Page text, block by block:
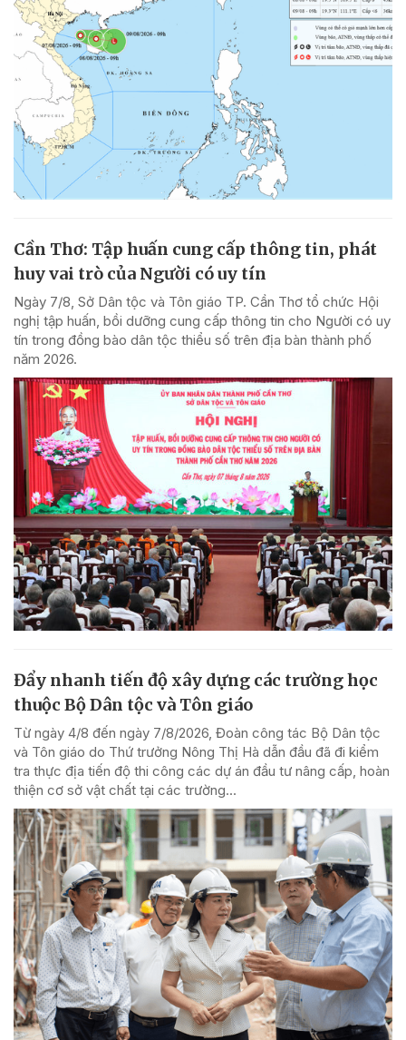
Cần Thơ: Tập huấn cung cấp thông tin, phát
huy vai trò của Người có uy tín
Ngày 7/8, Sở Dân tộc và Tôn giáo TP. Cần Thơ tổ chức Hội
nghị tập huấn, bồi dưỡng cung cấp thông tin cho Người có uy
tín trong đồng bào dân tộc thiểu số trên địa bàn thành phố
năm 2026.
Đẩy nhanh tiến độ xây dựng các trường học
thuộc Bộ Dân tộc và Tôn giáo
Từ ngày 4/8 đến ngày 7/8/2026, Đoàn công tác Bộ Dân tộc
và Tôn giáo do Thứ trưởng Nông Thị Hà dẫn đầu đã đi kiểm
tra thực địa tiến độ thi công các dự án đầu tư nâng cấp, hoàn
thiện cơ sở vật chất tại các trường...